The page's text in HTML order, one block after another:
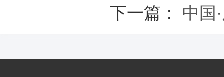
下一篇： 中国